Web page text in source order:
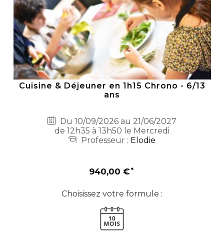
Cuisine & Déjeuner en 1h15 Chrono - 6/13
ans
Du 10/09/2026 au 21/06/2027
de 12h35 à 13h50 le Mercredi
Professeur : Elodie
940,00 €
Choisissez votre formule :